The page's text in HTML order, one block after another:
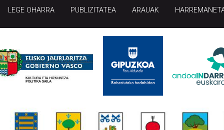
LEGE OHARRA PUBLIZITATEA ARAUAK